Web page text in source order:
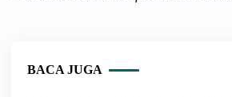
BACA JUGA